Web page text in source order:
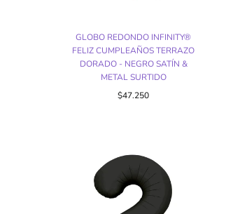
GLOBO REDONDO INFINITY®
FELIZ CUMPLEAÑOS TERRAZO
DORADO - NEGRO SATÍN &
METAL SURTIDO
Precio
$47.250